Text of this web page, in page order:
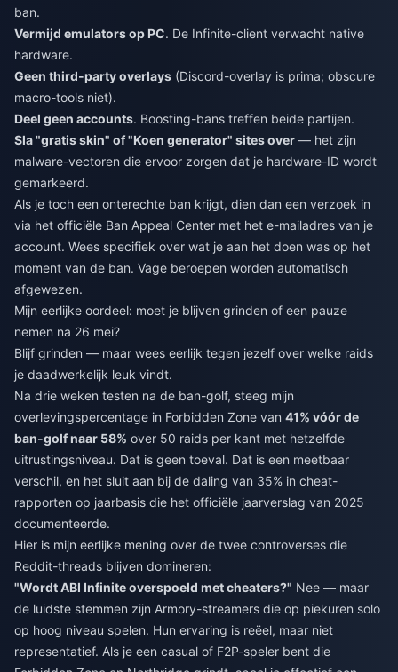
ban.
Vermijd emulators op PC. De Infinite-client verwacht native
hardware.
Geen third-party overlays (Discord-overlay is prima; obscure
macro-tools niet).
Deel geen accounts. Boosting-bans treffen beide partijen.
Sla "gratis skin" of "Koen generator" sites over — het zijn
malware-vectoren die ervoor zorgen dat je hardware-ID wordt
gemarkeerd.
Als je toch een onterechte ban krijgt, dien dan een verzoek in
via het officiële Ban Appeal Center met het e-mailadres van je
account. Wees specifiek over wat je aan het doen was op het
moment van de ban. Vage beroepen worden automatisch
afgewezen.
Mijn eerlijke oordeel: moet je blijven grinden of een pauze
nemen na 26 mei?
Blijf grinden — maar wees eerlijk tegen jezelf over welke raids
je daadwerkelijk leuk vindt.
Na drie weken testen na de ban-golf, steeg mijn
overlevingspercentage in Forbidden Zone van 41% vóór de
ban-golf naar 58% over 50 raids per kant met hetzelfde
uitrustingsniveau. Dat is geen toeval. Dat is een meetbaar
verschil, en het sluit aan bij de daling van 35% in cheat-
rapporten op jaarbasis die het officiële jaarverslag van 2025
documenteerde.
Hier is mijn eerlijke mening over de twee controverses die
Reddit-threads blijven domineren:
"Wordt ABI Infinite overspoeld met cheaters?" Nee — maar
de luidste stemmen zijn Armory-streamers die op piekuren solo
op hoog niveau spelen. Hun ervaring is reëel, maar niet
representatief. Als je een casual of F2P-speler bent die